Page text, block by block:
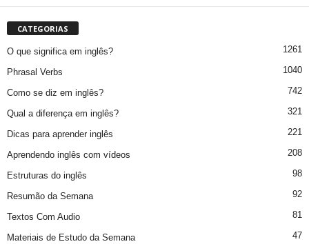
CATEGORIAS
O que significa em inglês? 1261
Phrasal Verbs 1040
Como se diz em inglês? 742
Qual a diferença em inglês? 321
Dicas para aprender inglês 221
Aprendendo inglês com vídeos 208
Estruturas do inglês 98
Resumão da Semana 92
Textos Com Audio 81
Materiais de Estudo da Semana 47